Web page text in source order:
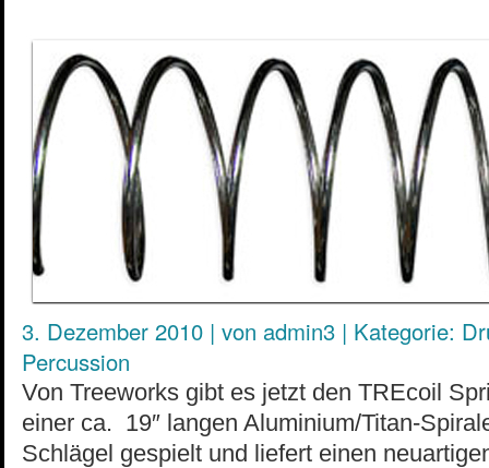
3. Dezember 2010 | von admin3 | Kategorie:
Percussion
Von Treeworks gibt es jetzt den TREcoil
einer ca. 19″ langen Aluminium/Titan-
Schlägel gespielt und liefert einen